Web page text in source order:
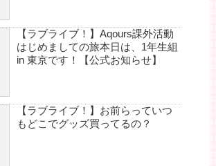
【ラブライブ！】Aqours課外活動
はじめましての旅本日は、1年生組
in 東京です！【公式お知らせ】
【ラブライブ！】お前らっていつ
もどこでグッズ買ってるの？